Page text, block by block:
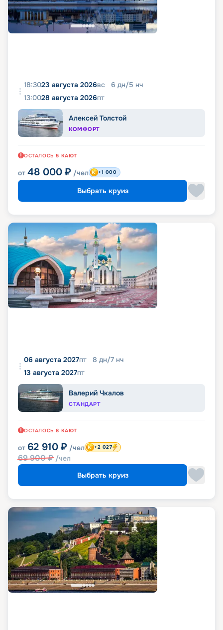
18:3023 августа 2026вс 6 дн/5 нч
13:0028 августа 2026пт
Алексей Толстой
КОМФОРТ
ОСТАЛОСЬ 5 КАЮТ
от 48 000 ₽ /чел +1 000
Выбрать круиз
06 августа 2027пт 8 дн/7 нч
13 августа 2027пт
Валерий Чкалов
СТАНДАРТ
ОСТАЛОСЬ 8 КАЮТ
от 62 910 ₽ /чел
69 900₽ /чел
+2 027
Выбрать круиз